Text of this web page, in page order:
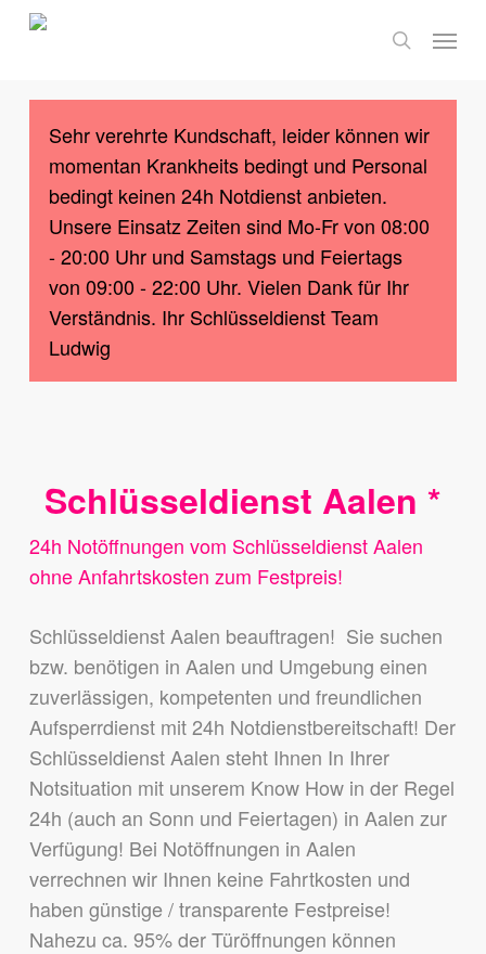
Skip
content
search
Menu
Sehr verehrte Kundschaft, leider können wir
momentan Krankheits bedingt und Personal
bedingt keinen 24h Notdienst anbieten.
Unsere Einsatz Zeiten sind Mo-Fr von 08:00
- 20:00 Uhr und Samstags und Feiertags
von 09:00 - 22:00 Uhr. Vielen Dank für Ihr
Verständnis. Ihr Schlüsseldienst Team
Ludwig
Schlüsseldienst Aalen *
24h Notöffnungen vom Schlüsseldienst Aalen
ohne Anfahrtskosten zum Festpreis!
Schlüsseldienst Aalen beauftragen! Sie suchen
bzw. benötigen in Aalen und Umgebung einen
zuverlässigen, kompetenten und freundlichen
Aufsperrdienst mit 24h Notdienstbereitschaft! Der
Schlüsseldienst Aalen steht Ihnen In Ihrer
Notsituation mit unserem Know How in der Regel
24h (auch an Sonn und Feiertagen) in Aalen zur
Verfügung! Bei Notöffnungen in Aalen
verrechnen wir Ihnen keine Fahrtkosten und
haben günstige / transparente Festpreise!
Nahezu ca. 95% der Türöffnungen können